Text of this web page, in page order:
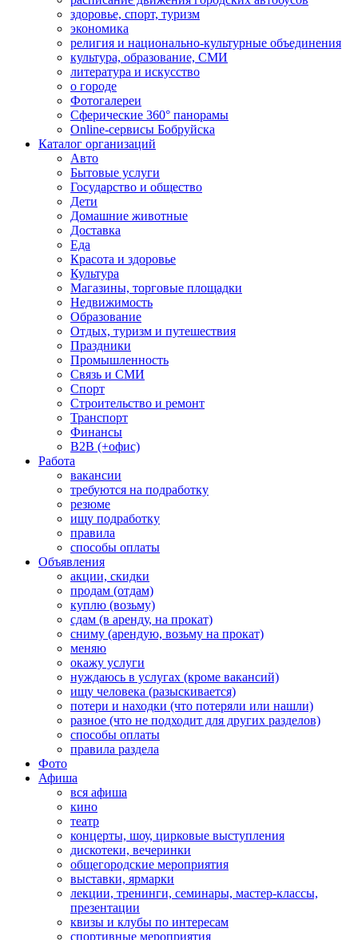
здоровье, спорт, туризм
экономика
религия и национально-культурные объединения
культура, образование, СМИ
литература и искусство
о городе
Фотогалереи
Сферические 360° панорамы
Online-сервисы Бобруйска
Каталог организаций
Авто
Бытовые услуги
Государство и общество
Дети
Домашние животные
Доставка
Еда
Красота и здоровье
Культура
Магазины, торговые площадки
Недвижимость
Образование
Отдых, туризм и путешествия
Праздники
Промышленность
Связь и СМИ
Спорт
Строительство и ремонт
Транспорт
Финансы
B2B (+офис)
Работа
вакансии
требуются на подработку
резюме
ищу подработку
правила
способы оплаты
Объявления
акции, скидки
продам (отдам)
куплю (возьму)
сдам (в аренду, на прокат)
сниму (арендую, возьму на прокат)
меняю
окажу услуги
нуждаюсь в услугах (кроме вакансий)
ищу человека (разыскивается)
потери и находки (что потеряли или нашли)
разное (что не подходит для других разделов)
способы оплаты
правила раздела
Фото
Афиша
вся афиша
кино
театр
концерты, шоу, цирковые выступления
дискотеки, вечеринки
общегородские мероприятия
выставки, ярмарки
лекции, тренинги, семинары, мастер-классы,
презентации
квизы и клубы по интересам
спортивные мероприятия